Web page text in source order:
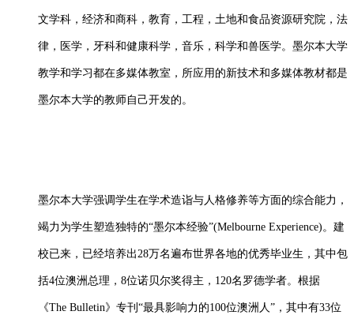
文学科，经济和商科，教育，工程，土地和食品资源研究院，法
律，医学，牙科和健康科学，音乐，科学和兽医学。墨尔本大学
教学和学习都在多媒体教室，所应用的新技术和多媒体教材都是
墨尔本大学的教师自己开发的。
墨尔本大学强调学生在学术造诣与人格修养等方面的综合能力，
竭力为学生塑造独特的“墨尔本经验”(Melbourne Experience)。建
校已来，已经培养出28万名遍布世界各地的优秀毕业生，其中包
括4位澳洲总理，8位诺贝尔奖得主，120名罗德学者。根据
《The Bulletin》专刊“最具影响力的100位澳洲人”，其中有33位